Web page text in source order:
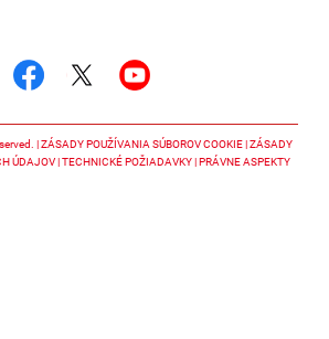
ZÁSADY POUŽÍVANIA SÚBOROV COOKIE ZÁSADY
ÚDAJOV TECHNICKÉ POŽIADAVKY PRÁVNE ASPEKTY